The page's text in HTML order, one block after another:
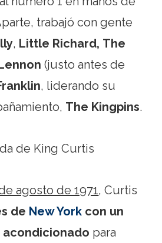
trabajó con gente
, Little Richard, The
(justo antes de
, liderando su
The Kingpins.
agosto de 1971, Curtis
de New York con un
para